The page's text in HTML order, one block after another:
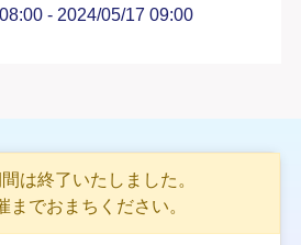
- 2024/05/17 09:00
は終了いたしました。
までおまちください。